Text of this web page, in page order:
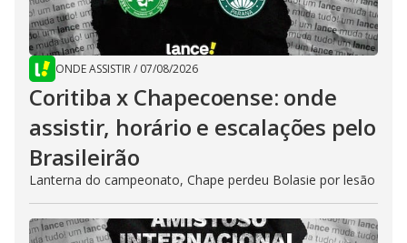
ONDE ASSISTIR/ 07/08/2026
Coritiba x Chapecoense: onde
assistir, horário e escalações pelo
Brasileirão
Lanterna do campeonato, Chape perdeu Bolasie por lesão